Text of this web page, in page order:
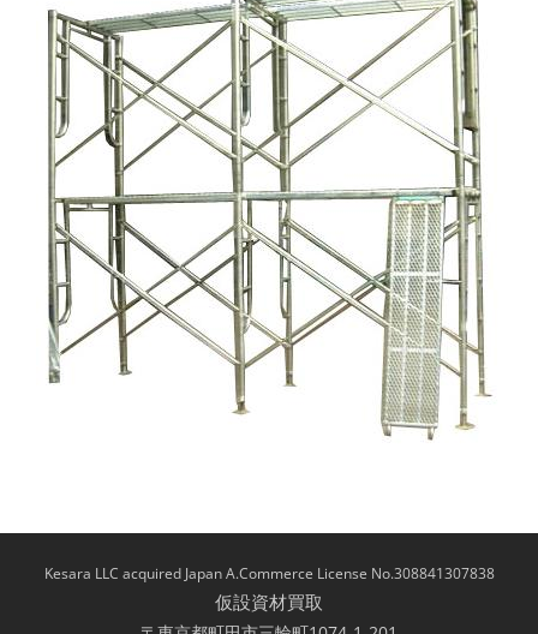
Kesara LLC acquired Japan A.Commerce License No.308841307838
仮設資材買取